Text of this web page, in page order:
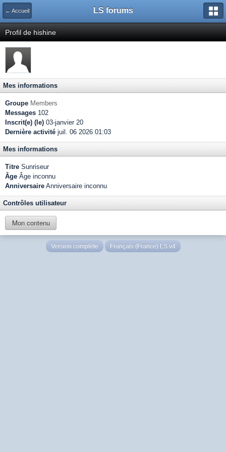
← Accueil LS forums
Profil de hishine
Mes informations
Groupe Members
Messages 102
Inscrit(e) (le) 03-janvier 20
Dernière activité juil. 06 2026 01:03
Mes informations
Titre Sunriseur
Âge Âge inconnu
Anniversaire Anniversaire inconnu
Contrôles utilisateur
Mon contenu
Version complète Français (France) LS v4